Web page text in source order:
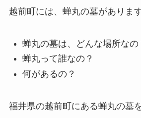
越前町には、蝉丸の墓があります
蝉丸の墓は、どんな場所なの
蝉丸って誰なの？
何があるの？
福井県の越前町にある蝉丸の墓